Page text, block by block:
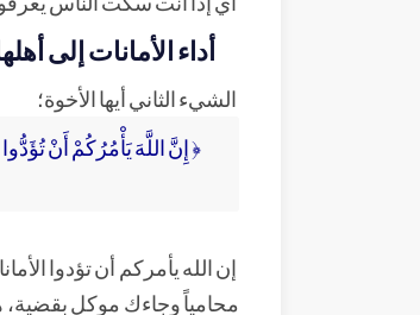
أداء الأمانات إلى
الشيء الثاني أيها الأخوة؛
﴿ إِنَّ اللَّهَ يَأْمُرُكُمْ أَنْ
إن الله يأمركم أن تؤدوا
محامياً وجاءك موكل بقضية،